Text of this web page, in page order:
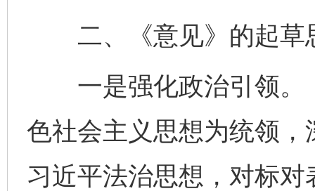
二、《意见》的起草
一是强化政治引领。
色社会主义思想为统领
习近平法治思想，对标